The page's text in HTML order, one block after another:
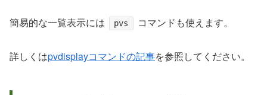
簡易的な一覧表示には pvs コマンドも使えます。
詳しくはpvdisplayコマンドの記事を参照してください。